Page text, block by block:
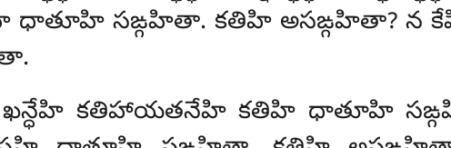
ధాతూహి సఙ్గహితా. కతిహి అసఙ్గహితా? న
ఖన్ధేహి కతిహాయతనేహి కతిహి ధాతూహి